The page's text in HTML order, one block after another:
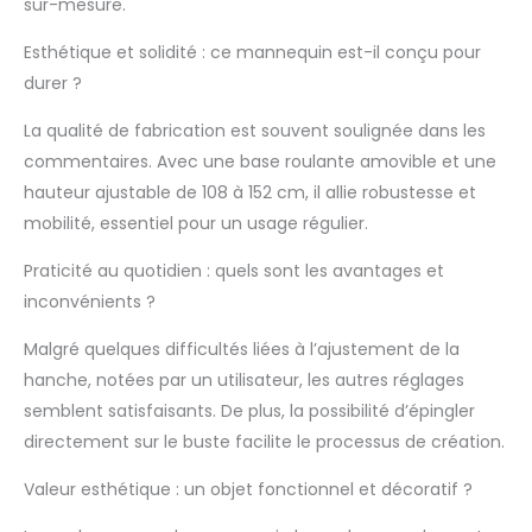
mannequin plus
facilement le
déplacer n'importe
où. La combinaison
de la base roulante et
du tube en acier
support pratique et
robe polyvalente : Ce
buste de mannequin
professionnel est
parfait pour vos
travaux de couture.
Vous pouvez l'utiliser
Esthétique et solidité : ce mannequin est-il conçu pour
durer ?
La qualité de fabrication est souvent soulignée dans les
commentaires. Avec une base roulante amovible et une
hauteur ajustable de 108 à 152 cm, il allie robustesse et
mobilité, essentiel pour un usage régulier.
Praticité au quotidien : quels sont les avantages et
inconvénients ?
Malgré quelques difficultés liées à l’ajustement de la
hanche, notées par un utilisateur, les autres réglages
semblent satisfaisants. De plus, la possibilité d’épingler
directement sur le buste facilite le processus de création.
Valeur esthétique : un objet fonctionnel et décoratif ?